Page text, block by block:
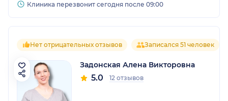
Клиника перезвонит сегодня после 09:00
Нет отрицательных отзывов Записался 51 человек
Задонская Алена Викторовна
5.0 12 отзывов